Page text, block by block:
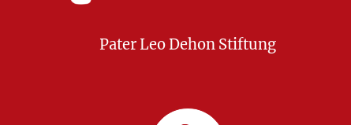
Pater Leo Dehon Stiftung